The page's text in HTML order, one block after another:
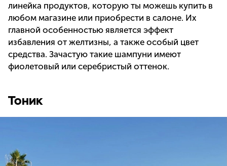
линейка продуктов, которую ты можешь купить в
любом магазине или приобрести в салоне. Их
главной особенностью является эффект
избавления от желтизны, а также особый цвет
средства. Зачастую такие шампуни имеют
фиолетовый или серебристый оттенок.
Тоник